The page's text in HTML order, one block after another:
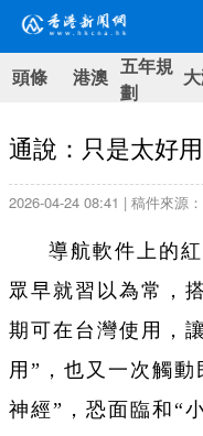
頭條 港澳 五年規
劃
通說：只是太好
2026-04-24 08:41 | 稿件來源
導航軟件上的紅
眾早就習以為常，
期可在台灣使用，
用”，也又一次觸
神經”，恐面臨和“